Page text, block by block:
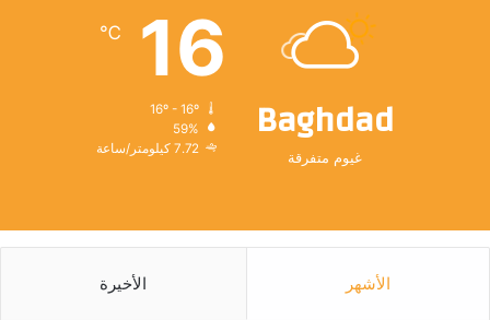
Baghdad
غيوم متفرقة
16
℃
59%
7.72 كيلومتر/ساعة
الأشهر الأخيرة